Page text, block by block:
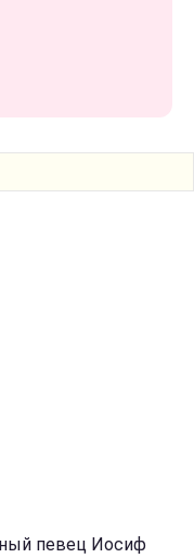
певец Иосиф